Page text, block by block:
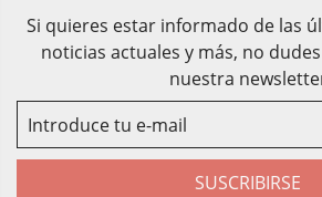
Si quieres estar informado de las
noticias actuales y más, no
nuestra
SUSCRIBIRSE